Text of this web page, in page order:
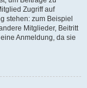
Zugriff auf
stehen: zum Beispiel
Mitglieder, Beitritt
Anmeldung, da sie